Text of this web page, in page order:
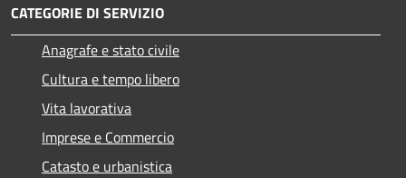
CATEGORIE DI SERVIZIO
Anagrafe e stato civile
Cultura e tempo libero
Vita lavorativa
Imprese e Commercio
Catasto e urbanistica